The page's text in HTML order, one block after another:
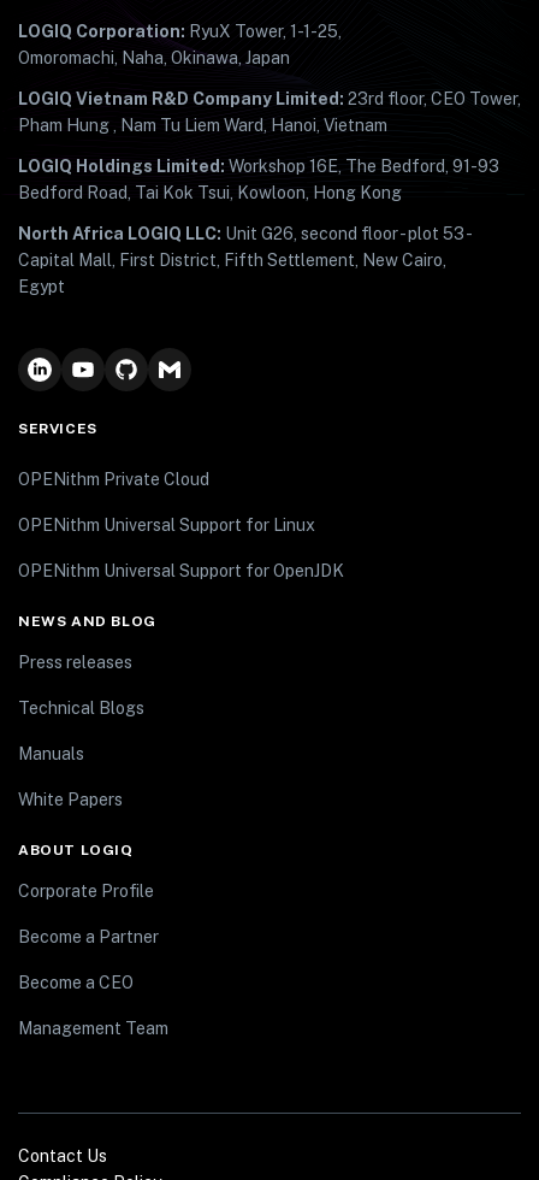
LOGIQ Corporation: RyuX Tower, 1-1-25,
Omoromachi, Naha, Okinawa, Japan
LOGIQ Vietnam R&D Company Limited: 23rd floor, CEO Tower,
Pham Hung , Nam Tu Liem Ward, Hanoi, Vietnam
LOGIQ Holdings Limited: Workshop 16E, The Bedford, 91-93
Bedford Road, Tai Kok Tsui, Kowloon, Hong Kong
North Africa LOGIQ LLC: Unit G26, second floor - plot 53 -
Capital Mall, First District, Fifth Settlement, New Cairo,
Egypt
SERVICES
OPENithm Private Cloud
OPENithm Universal Support for Linux
OPENithm Universal Support for OpenJDK
NEWS AND BLOG
Press releases
Technical Blogs
Manuals
White Papers
ABOUT LOGIQ
Corporate Profile
Become a Partner
Become a CEO
Management Team
Contact Us